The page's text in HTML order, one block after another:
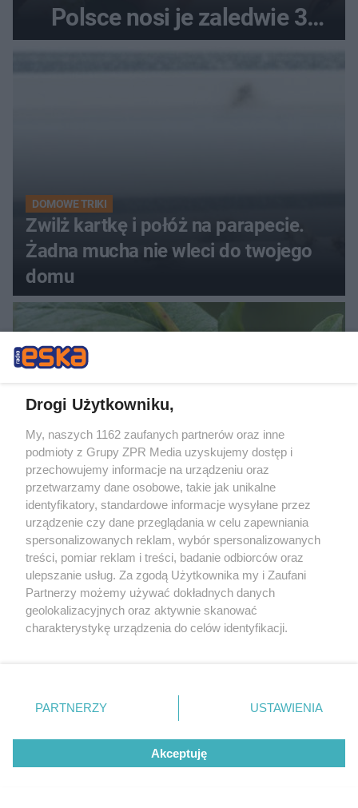
Polsce nosi je zaledwie 3
DOMOWE TRIKI
Zwilż kartkę i połóż na parapecie.
Żadna mucha nie wleci do twojego
domu
PIELĘGNACJA BORÓWKI
Zrób to po zebraniu borówek, a za
rok zbiory będą obfite
ZAKUPY
Jesień w Pepco! Stylowe kubki i
Drogi Użytkowniku,
My, naszych 1162 zaufanych partnerów oraz inne
podmioty z Grupy ZPR Media uzyskujemy dostęp i
przechowujemy informacje na urządzeniu oraz
przetwarzamy dane osobowe, takie jak unikalne
identyfikatory, standardowe informacje wysyłane przez
urządzenie czy dane przeglądania w celu zapewniania
spersonalizowanych reklam, wybór spersonalizowanych
treści, pomiar reklam i treści, badanie odbiorców oraz
ulepszanie usług. Za zgodą Użytkownika my i Zaufani
Partnerzy możemy używać dokładnych danych
geolokalizacyjnych oraz aktywnie skanować
charakterystykę urządzenia do celów identyfikacji.
zmienić/wycofać klikając przycisk ustawień prywatności
znajdujący się w lewym dolnym rogu strony
rodzaje przetwarzania danych nie wymagają zgody
użytkownika, ale masz prawo sprzeciwić się takiemu
przetwarzaniu. Preferencje będą miały zastosowanie tylko
PARTNERZY USTAWIENIA
Akceptuję